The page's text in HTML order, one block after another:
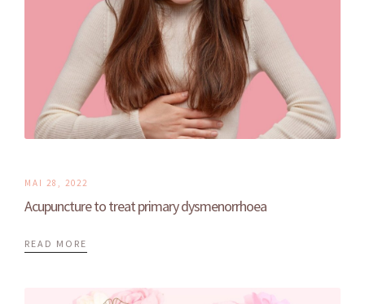
MAI 28, 2022
Acupuncture to treat primary dysmenorrhoea
READ MORE